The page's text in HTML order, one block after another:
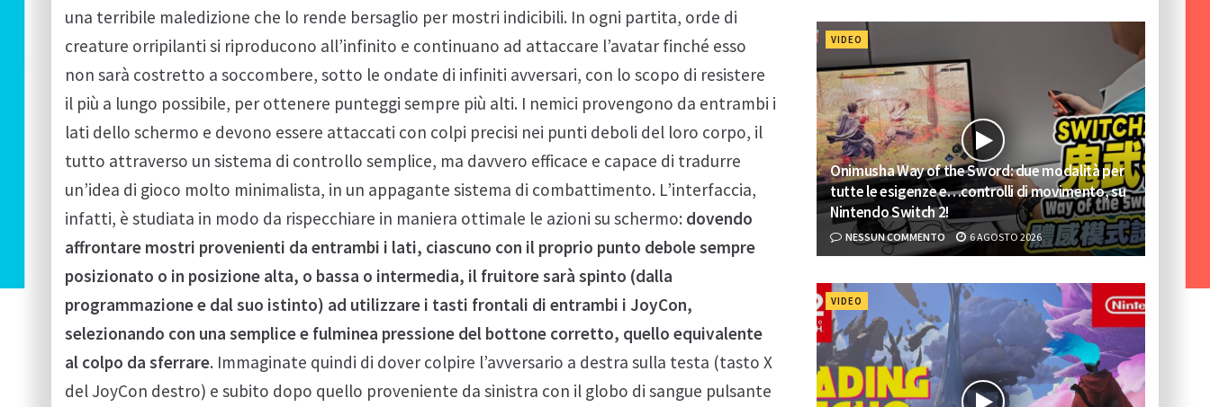
una terribile maledizione che lo rende bersaglio per mostri indicibili. In ogni partita, orde di
creature orripilanti si riproducono all’infinito e continuano ad attaccare l’avatar finché esso
non sarà costretto a soccombere, sotto le ondate di infiniti avversari, con lo scopo di resistere
il più a lungo possibile, per ottenere punteggi sempre più alti. I nemici provengono da entrambi i
lati dello schermo e devono essere attaccati con colpi precisi nei punti deboli del loro corpo, il
tutto attraverso un sistema di controllo semplice, ma davvero efficace e capace di tradurre
un’idea di gioco molto minimalista, in un appagante sistema di combattimento. L’interfaccia,
infatti, è studiata in modo da rispecchiare in maniera ottimale le azioni su schermo: dovendo
affrontare mostri provenienti da entrambi i lati, ciascuno con il proprio punto debole sempre
posizionato o in posizione alta, o bassa o intermedia, il fruitore sarà spinto (dalla
programmazione e dal suo istinto) ad utilizzare i tasti frontali di entrambi i JoyCon,
selezionando con una semplice e fulminea pressione del bottone corretto, quello equivalente
al colpo da sferrare. Immaginate quindi di dover colpire l’avversario a destra sulla testa (tasto X
del JoyCon destro) e subito dopo quello proveniente da sinistra con il globo di sangue pulsante
VIDEO
Onimusha Way of the Sword: due modalità per
tutte le esigenze e…controlli di movimento, su
Nintendo Switch 2!
NESSUN COMMENTO 6 AGOSTO 2026
VIDEO